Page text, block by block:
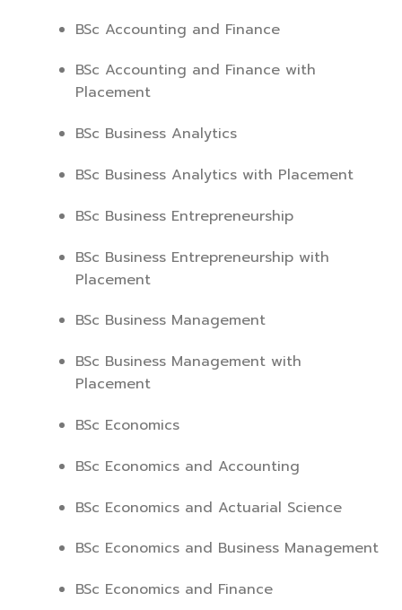
BSc Accounting and Finance
BSc Accounting and Finance with
Placement
BSc Business Analytics
BSc Business Analytics with Placement
BSc Business Entrepreneurship
BSc Business Entrepreneurship with
Placement
BSc Business Management
BSc Business Management with
Placement
BSc Economics
BSc Economics and Accounting
BSc Economics and Actuarial Science
BSc Economics and Business Management
BSc Economics and Finance